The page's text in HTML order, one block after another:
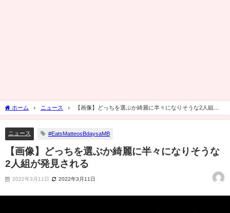
ホーム ニュース
【画像】どっちを選ぶか綺麗に半々になりそうな2人組が
発見される
ニュース #EatsMatteosBdaysaMB
【画像】どっちを選ぶか綺麗に半々になりそうな
2人組が発見される
2022年3月11日 2022年3月11日